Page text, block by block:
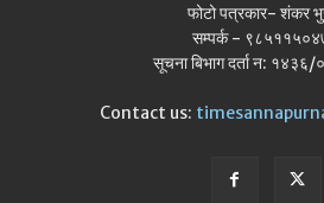
फोटो पत्रकार- शंकर
सम्पर्क -
सूचना बिभाग दर्ता न:
Contact us: